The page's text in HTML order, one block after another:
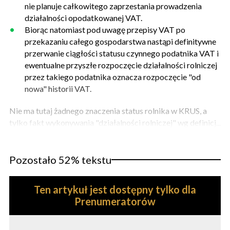
nie planuje całkowitego zaprzestania prowadzenia
działalności opodatkowanej VAT.
Biorąc natomiast pod uwagę przepisy VAT po
przekazaniu całego gospodarstwa nastąpi definitywne
przerwanie ciągłości statusu czynnego podatnika VAT i
ewentualne przyszłe rozpoczęcie działalności rolniczej
przez takiego podatnika oznacza rozpoczęcie "od
nowa" historii VAT.
Nie ma tutaj żadnego znaczenia status rolnika w KRUS, a
tylko fakt wykonywania "działalności rolniczej" wg definicj...
Pozostało 52% tekstu
Ten artykuł jest dostępny tylko dla
Prenumeratorów